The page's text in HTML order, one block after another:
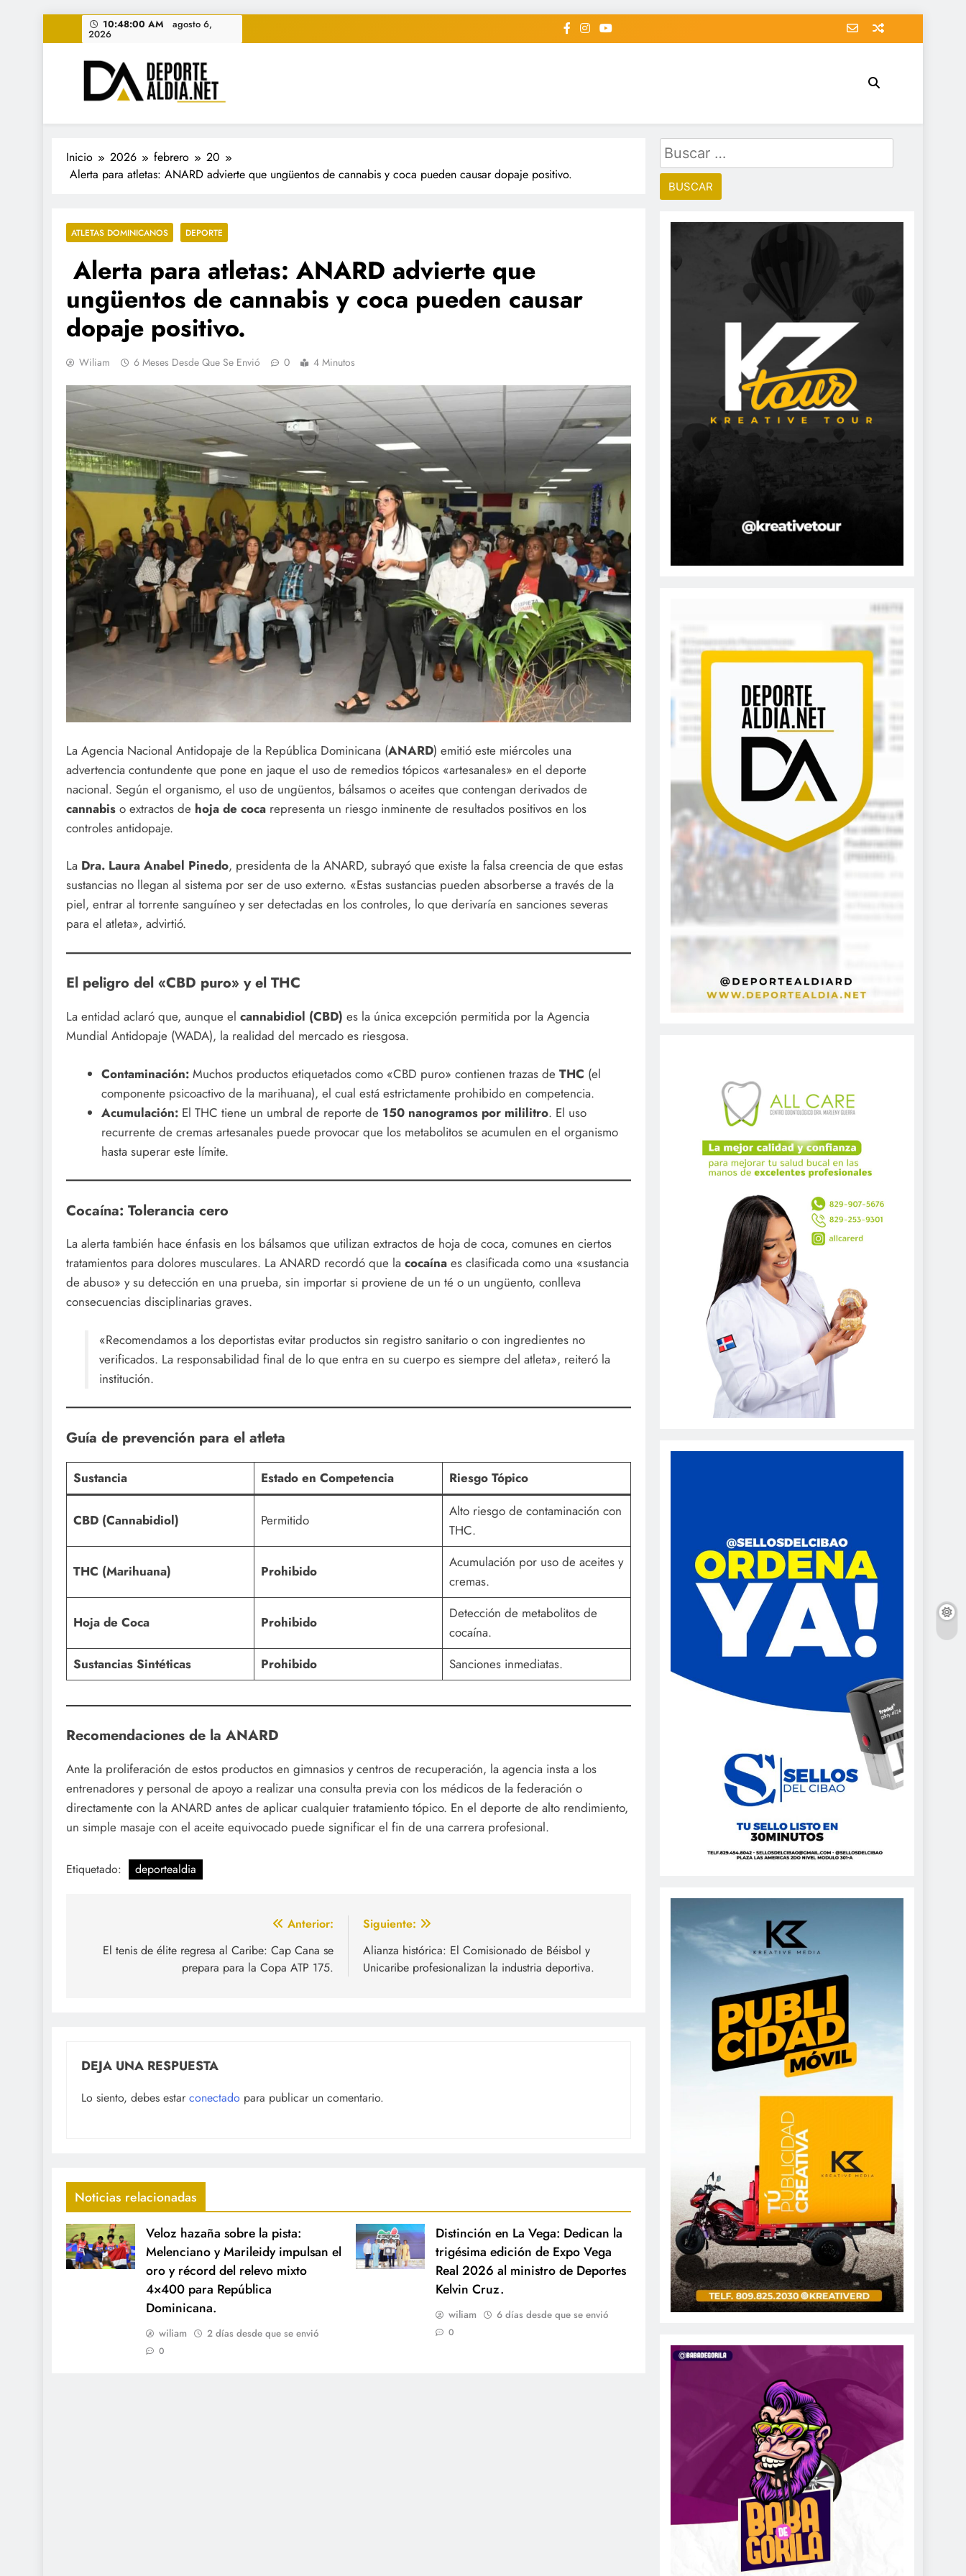
al
contenido
10:48:02 AM agosto 6,
2026
• DEPORTE AL DIA • "Periodico Deportivo Digital"
www.deportealdia.net #deportealdia #deportealdiard #deportealdiaperiodico
Inicio 2026 febrero
20
Alerta para atletas: ANARD advierte que ungüentos de cannabis y coca pueden causar dopaje positivo.
ATLETAS DOMINICANOS DEPORTE
Alerta para atletas: ANARD advierte que
ungüentos de cannabis y coca pueden causar
dopaje positivo.
Wiliam 6 Meses Desde Que Se Envió 0 4 Minutos
La Agencia Nacional Antidopaje de la República Dominicana (ANARD) emitió este miércoles una
advertencia contundente que pone en jaque el uso de remedios tópicos «artesanales» en el deporte
nacional. Según el organismo, el uso de ungüentos, bálsamos o aceites que contengan derivados de
cannabis o extractos de hoja de coca representa un riesgo inminente de resultados positivos en los
controles antidopaje.
La Dra. Laura Anabel Pinedo, presidenta de la ANARD, subrayó que existe la falsa creencia de que estas
sustancias no llegan al sistema por ser de uso externo. «Estas sustancias pueden absorberse a través de la
piel, entrar al torrente sanguíneo y ser detectadas en los controles, lo que derivaría en sanciones severas
para el atleta», advirtió.
El peligro del «CBD puro» y el THC
La entidad aclaró que, aunque el cannabidiol (CBD) es la única excepción permitida por la Agencia
Mundial Antidopaje (WADA), la realidad del mercado es riesgosa.
Contaminación:Muchos productos etiquetados como «CBD puro» contienen trazas de THC (el
componente psicoactivo de la marihuana), el cual está estrictamente prohibido en competencia.
Acumulación:El THC tiene un umbral de reporte de 150 nanogramos por mililitro. El uso
recurrente de cremas artesanales puede provocar que los metabolitos se acumulen en el organismo
hasta superar este límite.
Cocaína: Tolerancia cero
La alerta también hace énfasis en los bálsamos que utilizan extractos de hoja de coca, comunes en ciertos
tratamientos para dolores musculares. La ANARD recordó que la cocaína es clasificada como una «sustancia
de abuso» y su detección en una prueba, sin importar si proviene de un té o un ungüento, conlleva
consecuencias disciplinarias graves.
«Recomendamos a los deportistas evitar productos sin registro sanitario o con ingredientes no
verificados. La responsabilidad final de lo que entra en su cuerpo es siempre del atleta», reiteró la
institución.
Guía de prevención para el atleta
Sustancia Estado en Competencia Riesgo Tópico
CBD (Cannabidiol) Permitido
Alto riesgo de contaminación con
THC.
THC (Marihuana) Prohibido
Acumulación por uso de aceites y
cremas.
Hoja de Coca Prohibido
Detección de metabolitos de
cocaína.
Sustancias Sintéticas
Prohibido Sanciones inmediatas.
Recomendaciones de la ANARD
Ante la proliferación de estos productos en gimnasios y centros de recuperación, la agencia insta a los
entrenadores y personal de apoyo a realizar una consulta previa con los médicos de la federación o
directamente con la ANARD antes de aplicar cualquier tratamiento tópico. En el deporte de alto rendimiento,
un simple masaje con el aceite equivocado puede significar el fin de una carrera profesional.
Etiquetado: deportealdia
Anterior:
El tenis de élite regresa al Caribe: Cap Cana se
prepara para la Copa ATP 175.
Siguiente:
Alianza histórica: El Comisionado de Béisbol y
Unicaribe profesionalizan la industria deportiva.
DEJA UNA RESPUESTA
Lo siento, debes estar conectado para publicar un comentario.
Noticias relacionadas
Veloz hazaña sobre la pista:
Melenciano y Marileidy impulsan el
oro y récord del relevo mixto
4×400 para República
Dominicana.
wiliam 2 días desde que se envió
0
Distinción en La Vega: Dedican la
trigésima edición de Expo Vega
Real 2026 al ministro de Deportes
Kelvin Cruz.
wiliam 6 días desde que se envió
0
Buscar: